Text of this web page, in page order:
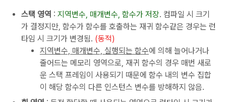
스택 영역 : 지역변수, 매개변수, 함수가 저장. 컴파일 시 크기
가 결정지만, 함수가 함수를 호출하는 재귀 함수같은 경우는 런
타임 시 크기가 변경됨. (동적)
지역변수, 매개변수, 실행되는 함수에 의해 늘어나거나
줄어드는 메모리 영역으로, 재귀 함수의 경우 매번 새로
운 스택 프레임이 사용되기 때문에 함수 내의 변수 집합
이 해당 함수의 다른 인스턴스 변수를 방해하지 않음.